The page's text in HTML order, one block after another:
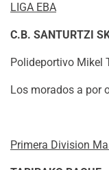
LIGA EBA
C.B. SANTURTZI
Polideportivo Mikel
Los morados a por
Primera Division